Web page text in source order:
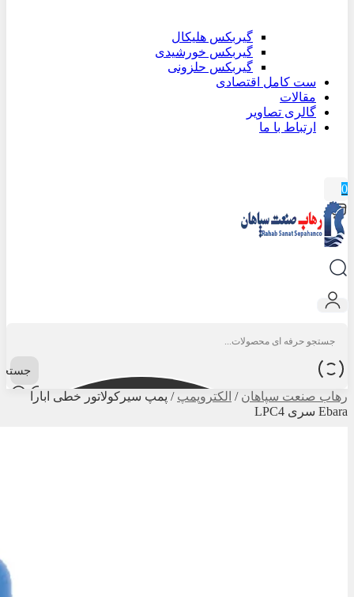
گیربکس هلیکال
گیربکس خورشیدی
گیربکس حلزونی
ست کامل اقتصادی
مقالات
گالری تصاویر
ارتباط با ما
0
رهاب صنعت سپاهان / الکتروپمپ / پمپ سیرکولاتور خطی ابارا
Ebara سری LPC4